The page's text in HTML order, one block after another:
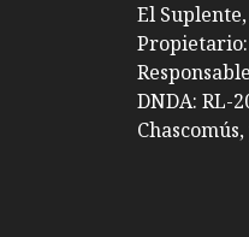
El
DNDA: RL-